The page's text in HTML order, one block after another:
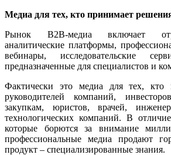
Медиа для тех, кто принимает
Рынок B2B-медиа включает
аналитические платформы,
вебинары, исследовательские
предназначенные для специалистов и
Фактически это медиа для тех, кто
руководителей компаний,
закупкам, юристов, врачей,
технологических компаний. В
которые борются за внимание
профессиональные медиа продают
продукт – специализированные знания.